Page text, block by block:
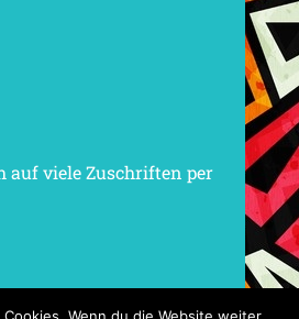
auf viele Zuschriften per